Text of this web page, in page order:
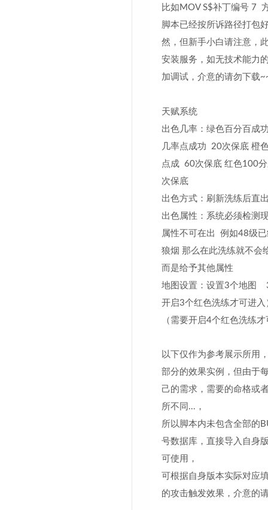
比如MOV S$补丁编号 7
脚本已经按所诉路径打包
然，但新手小白请注意，
安装服务，如无技术能力
加调试，介意的请勿下载
天赋系统
出色几率：绿色百分百成
几率点成功 20次保底 橙
点成 60次保底 红色100
次保底
出色方式：刷新洗练后直
出色属性：系统必须检测
属性不可在出 例如48级
狼烟 那么在此洗练就不会
而是给予其他属性
地图设置：设置3个地图
开启3个红色洗练才可进
（需要开启4个红色洗练
以下仅作为参考展示所用
部分的效果实例，但由于
己的需求，需要的命格或
所不同...，
所以脚本内未包含全部的
号数据库，直接导入自身
可使用，
可根据自身版本实际对应
的攻击触发效果，介意的